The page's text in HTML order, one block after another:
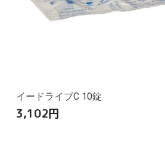
イードライブC 10錠
3,102円